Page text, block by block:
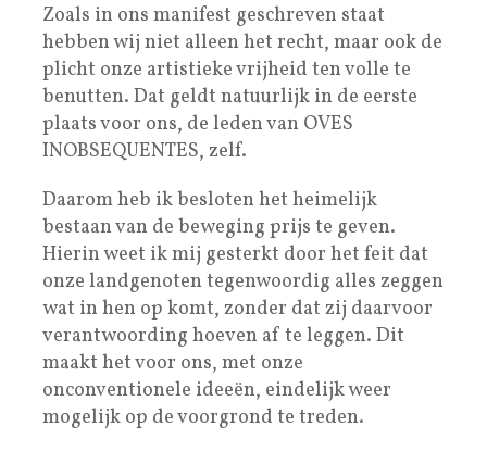
Zoals in ons manifest geschreven staat
hebben wij niet alleen het recht, maar ook de
plicht onze artistieke vrijheid ten volle te
benutten. Dat geldt natuurlijk in de eerste
plaats voor ons, de leden van OVES
INOBSEQUENTES, zelf.
Daarom heb ik besloten het heimelijk
bestaan van de beweging prijs te geven.
Hierin weet ik mij gesterkt door het feit dat
onze landgenoten tegenwoordig alles zeggen
wat in hen op komt, zonder dat zij daarvoor
verantwoording hoeven af te leggen. Dit
maakt het voor ons, met onze
onconventionele ideeën, eindelijk weer
mogelijk op de voorgrond te treden.